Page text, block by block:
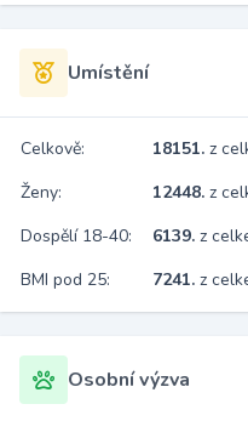
Umístění
Celkově: 18151. z
Ženy:
12448. z
Dospělí 18-40:
6139. z
BMI pod 25:
7241. z
Osobní výzva